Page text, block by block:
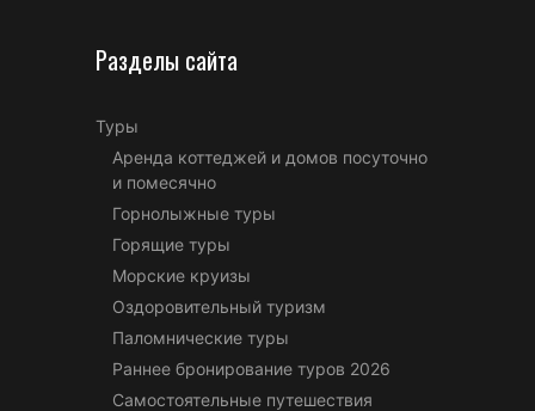
Разделы сайта
Туры
Аренда коттеджей и домов посуточно
и помесячно
Горнолыжные туры
Горящие туры
Морские круизы
Оздоровительный туризм
Паломнические туры
Раннее бронирование туров 2026
Самостоятельные путешествия